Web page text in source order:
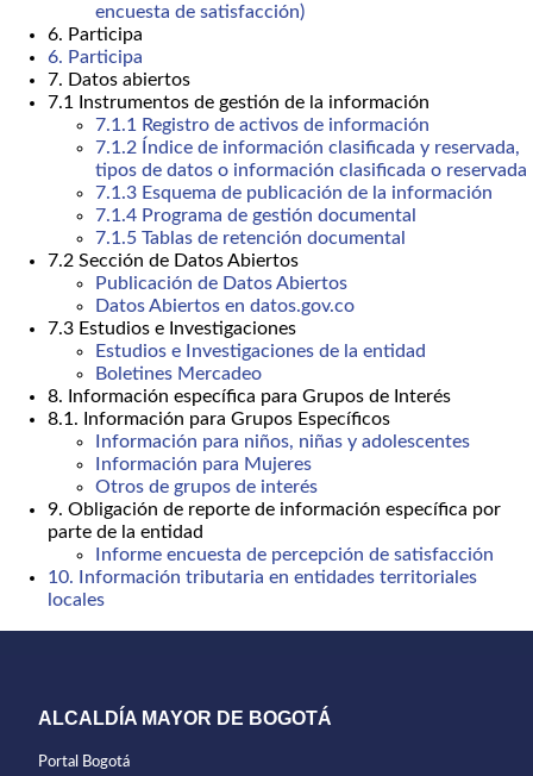
encuesta de satisfacción)
6. Participa
6. Participa
7. Datos abiertos
7.1 Instrumentos de gestión de la información
7.1.1 Registro de activos de información
7.1.2 Índice de información clasificada y reservada,
tipos de datos o información clasificada o reservada
7.1.3 Esquema de publicación de la información
7.1.4 Programa de gestión documental
7.1.5 Tablas de retención documental
7.2 Sección de Datos Abiertos
Publicación de Datos Abiertos
Datos Abiertos en datos.gov.co
7.3 Estudios e Investigaciones
Estudios e Investigaciones de la entidad
Boletines Mercadeo
8. Información específica para Grupos de Interés
8.1. Información para Grupos Específicos
Información para niños, niñas y adolescentes
Información para Mujeres
Otros de grupos de interés
9. Obligación de reporte de información específica por
parte de la entidad
Informe encuesta de percepción de satisfacción
10. Información tributaria en entidades territoriales
locales
ALCALDÍA MAYOR DE BOGOTÁ
Portal Bogotá